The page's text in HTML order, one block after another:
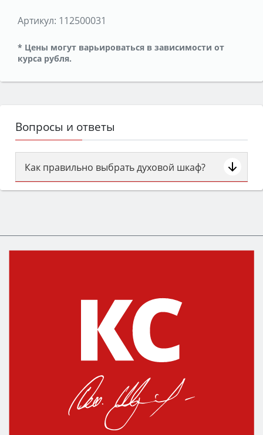
Артикул: 112500031
* Цены могут варьироваться в зависимости от
курса рубля.
Вопросы и ответы
Как правильно выбрать духовой шкаф?
Сначала определитесь с типом (газовый или
класс энергопотребления не ниже A и нужные